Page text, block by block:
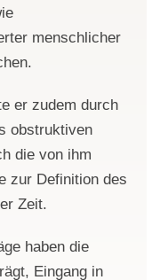
menschlicher
er zudem durch
obstruktiven
die von ihm
zur Definition des
Zeit.
haben die
Eingang in